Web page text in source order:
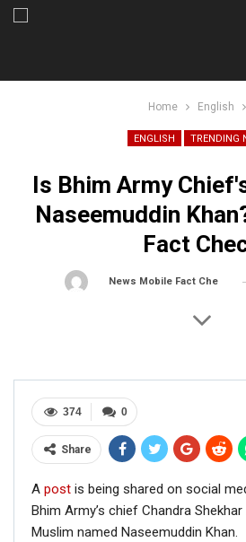
Home English
ENGLISH TRENDING
Is Bhim Army
Naseemuddin
Fact
News Mobile Fact Check Bureau
0
374
Share
A post is being shared on social
Bhim Army’s chief Chandra
Muslim named Naseemuddin Khan.